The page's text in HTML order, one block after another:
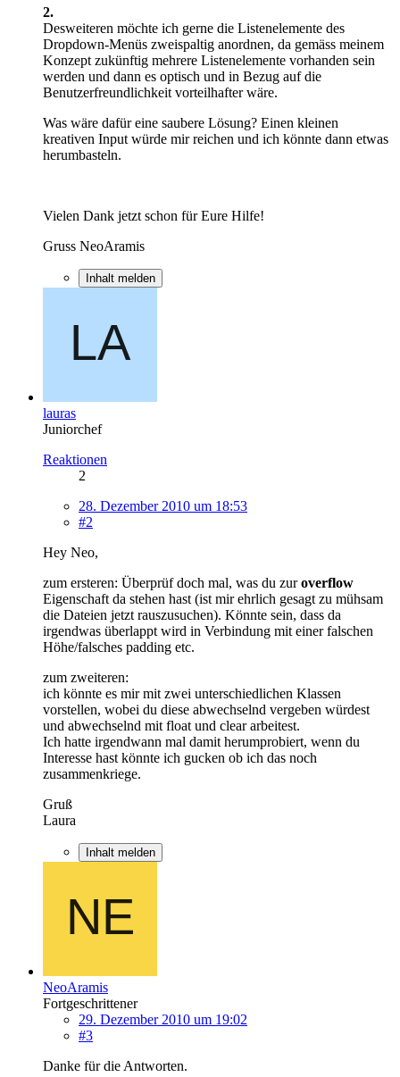
2.
Desweiteren möchte ich gerne die Listenelemente des
Dropdown-Menüs zweispaltig anordnen, da gemäss meinem
Konzept zukünftig mehrere Listenelemente vorhanden sein
werden und dann es optisch und in Bezug auf die
Benutzerfreundlichkeit vorteilhafter wäre.
Was wäre dafür eine saubere Lösung? Einen kleinen
kreativen Input würde mir reichen und ich könnte dann etwas
herumbasteln.
Vielen Dank jetzt schon für Eure Hilfe!
Gruss NeoAramis
Inhalt melden
lauras
Juniorchef
Reaktionen
2
28. Dezember 2010 um 18:53
#2
Hey Neo,
zum ersteren: Überprüf doch mal, was du zuroverflow
Eigenschaft da stehen hast (ist mir ehrlich gesagt zu mühsam
die Dateien jetzt rauszusuchen). Könnte sein, dass da
irgendwas überlappt wird in Verbindung mit einer falschen
Höhe/falsches padding etc.
zum zweiteren:
ich könnte es mir mit zwei unterschiedlichen Klassen
vorstellen, wobei du diese abwechselnd vergeben würdest
und abwechselnd mit float und clear arbeitest.
Ich hatte irgendwann mal damit herumprobiert, wenn du
Interesse hast könnte ich gucken ob ich das noch
zusammenkriege.
Gruß
Laura
Inhalt melden
NeoAramis
Fortgeschrittener
29. Dezember 2010 um 19:02
#3
Danke für die Antworten.